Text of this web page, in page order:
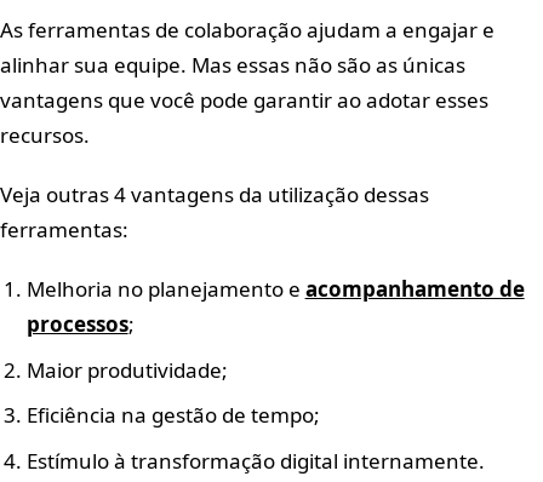
As ferramentas de colaboração ajudam a engajar e
alinhar sua equipe. Mas essas não são as únicas
vantagens que você pode garantir ao adotar esses
recursos.
Veja outras 4 vantagens da utilização dessas
ferramentas:
Melhoria no planejamento e acompanhamento de
processos;
Maior produtividade;
Eficiência na gestão de tempo;
Estímulo à transformação digital internamente.